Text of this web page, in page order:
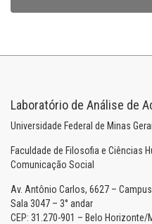
Laboratório de Análise de
Universidade Federal de Minas
Faculdade de Filosofia e Ciências
Comunicação Social
Av. Antônio Carlos, 6627 –
Sala 3047 – 3° andar
CEP: 31.270-901 – Belo Horizonte/